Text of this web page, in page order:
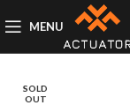
MENU
SOLD
OUT